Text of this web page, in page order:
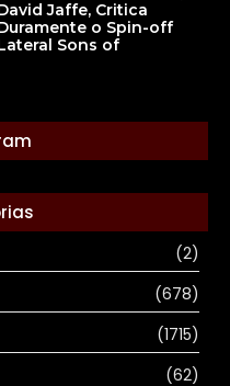
Jaffe, Critica
o Spin-off
Sons of
(2)
(678)
(1715)
(62)